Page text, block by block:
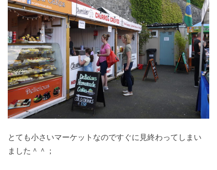
とても小さいマーケットなのですぐに見終わってしまい
ました＾＾；